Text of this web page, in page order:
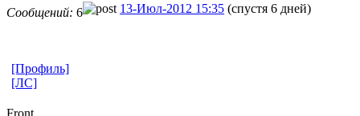
Сообщений: 6 13-Июл-2012 15:35 (спустя 6 дней)
[Профиль]
[ЛС]
Front